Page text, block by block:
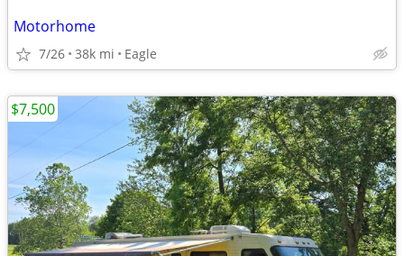
Motorhome
7/26 38k mi Eagle
$7,500